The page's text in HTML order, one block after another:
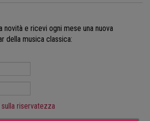
novità e ricevi ogni mese una nuova
della musica classica:
riservatezza